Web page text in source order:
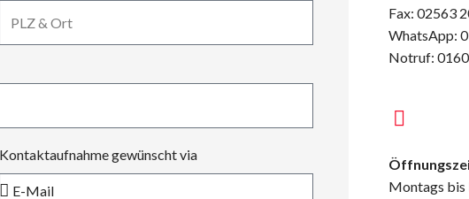
Kontaktaufnahme gewünscht via
Fax: 02563
WhatsApp:
Notruf:
Montags bis